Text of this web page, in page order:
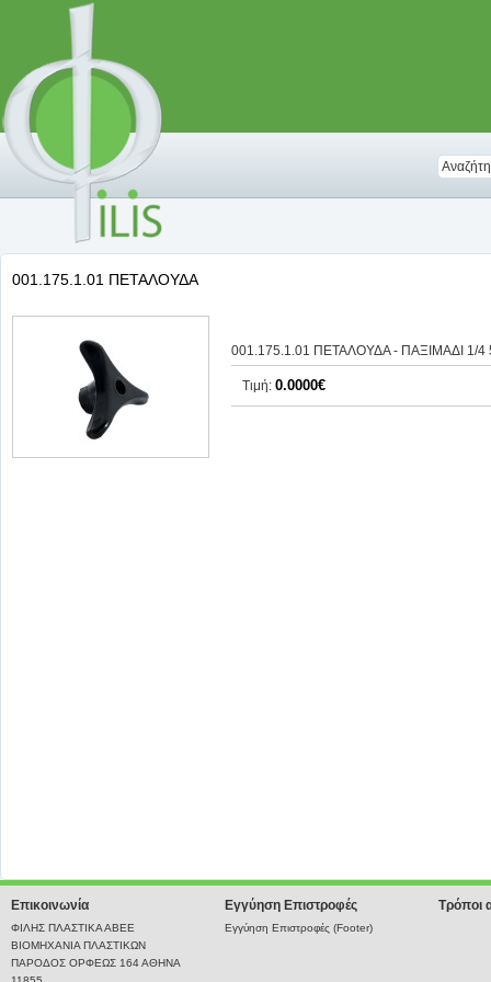
001.175.1.01 ΠΕΤΑΛΟΥΔΑ
001.175.1.01 ΠΕΤΑΛΟΥΔΑ - ΠΑΞΙΜΑΔΙ 1/4
Τιμή: 0.0000€
Επικοινωνία
ΦΙΛΗΣ ΠΛΑΣΤΙΚΑ ΑΒΕΕ
ΒΙΟΜΗΧΑΝΙΑ ΠΛΑΣΤΙΚΩΝ
ΠΑΡΟΔΟΣ ΟΡΦΕΩΣ 164 ΑΘΗΝΑ
Εγγύηση Επιστροφές
Εγγύηση Επιστροφές (Footer)
Τρόποι